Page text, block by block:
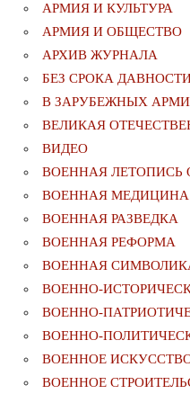
АРМИЯ И КУЛЬТУРА
АРМИЯ И ОБЩЕСТВО
АРХИВ ЖУРНАЛА
БЕЗ СРОКА
В ЗАРУБЕЖНЫХ
ВЕЛИКАЯ
ВИДЕО
ВОЕННАЯ ЛЕТОПИСЬ
ВОЕННАЯ МЕДИЦИНА
ВОЕННАЯ РАЗВЕДКА
ВОЕННАЯ РЕФОРМА
ВОЕННАЯ
ВОЕННО-
ВОЕННО-
ВОЕННО-
ВОЕННОЕ
ВОЕННОЕ